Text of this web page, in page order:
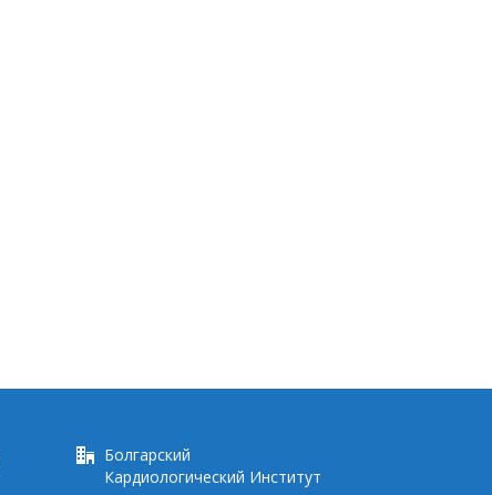
Болгарский
Кардиологический Институт